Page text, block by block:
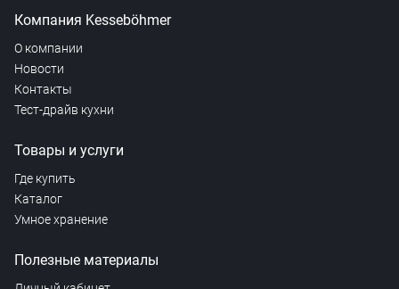
Компания Kesseböhmer
О компании
Новости
Контакты
Тест-драйв кухни
Товары и услуги
Где купить
Каталог
Умное хранение
Полезные материалы